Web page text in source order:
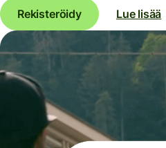
Rekisteröidy Lue lisää